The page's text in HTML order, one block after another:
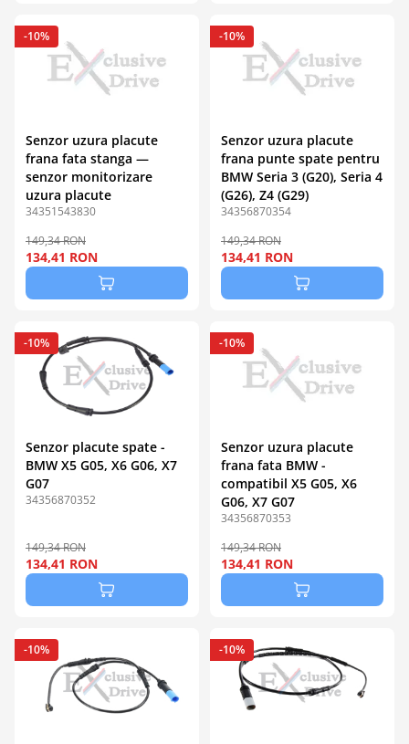
Senzor uzura placute
frana fata stanga —
senzor monitorizare
uzura placute
34351543830
149,34 RON
134,41 RON
-10%
Senzor uzura placute
frana punte spate pentru
BMW Seria 3 (G20), Seria 4
(G26), Z4 (G29)
34356870354
149,34 RON
134,41 RON
-10%
Senzor placute spate -
BMW X5 G05, X6 G06, X7
G07
34356870352
149,34 RON
134,41 RON
-10%
Senzor uzura placute
frana fata BMW -
compatibil X5 G05, X6
G06, X7 G07
34356870353
149,34 RON
134,41 RON
-10%
-10% -10%